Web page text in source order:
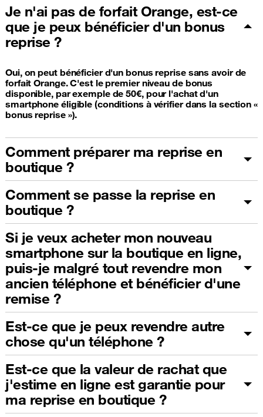
Je n'ai pas de forfait Orange, est-ce
que je peux bénéficier d'un bonus
reprise ?
Oui, on peut bénéficier d'un bonus reprise sans avoir de
forfait Orange. C'est le premier niveau de bonus
disponible, par exemple de 50€, pour l'achat d'un
smartphone éligible (conditions à vérifier dans la section «
bonus reprise »).
Comment préparer ma reprise en
boutique ?
Comment se passe la reprise en
boutique ?
Si je veux acheter mon nouveau
smartphone sur la boutique en ligne,
puis-je malgré tout revendre mon
ancien téléphone et bénéficier d'une
remise ?
Est-ce que je peux revendre autre
chose qu'un téléphone ?
Est-ce que la valeur de rachat que
j'estime en ligne est garantie pour
ma reprise en boutique ?